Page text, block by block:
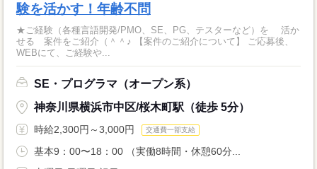
験を活かす！年齢不問
★ご経験（各種言語開発/PMO、SE、PG、テスターなど）を 活か
せる 案件をご紹介（＾＾♪ 【案件のご紹介について】 ご応募後、
WEBにて、ご経験や...
SE・プログラマ（オープン系）
神奈川県横浜市中区/桜木町駅（徒歩 5分）
時給2,300円～3,000円 交通費一部支給
基本9：00〜18：00 （実働8時間・休憩60分...